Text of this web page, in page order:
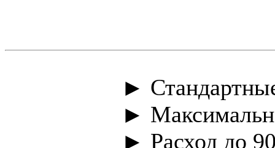
►
►
► Расход до